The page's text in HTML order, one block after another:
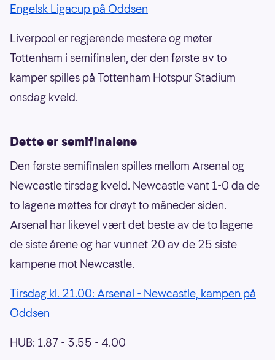
Engelsk Ligacup på Oddsen
Liverpool er regjerende mestere og møter
Tottenham i semifinalen, der den første av to
kamper spilles på Tottenham Hotspur Stadium
onsdag kveld.
Dette er semifinalene
Den første semifinalen spilles mellom Arsenal og
Newcastle tirsdag kveld. Newcastle vant 1-0 da de
to lagene møttes for drøyt to måneder siden.
Arsenal har likevel vært det beste av de to lagene
de siste årene og har vunnet 20 av de 25 siste
kampene mot Newcastle.
Tirsdag kl. 21.00: Arsenal - Newcastle, kampen på
Oddsen
HUB: 1.87 - 3.55 - 4.00